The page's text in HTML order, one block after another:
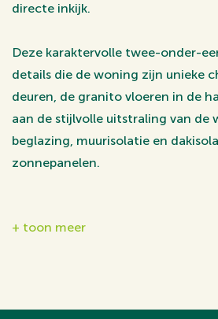
directe inkijk.
Deze karaktervolle twee-onder-
details die de woning zijn unieke
deuren, de granito vloeren in de
aan de stijlvolle uitstraling van de
beglazing, muurisolatie en
zonnepanelen.
en Zypendaal, met het bruisende
+ toon meer